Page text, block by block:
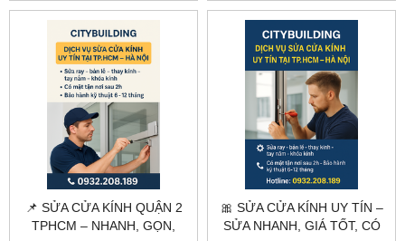
NGÀY
📌 SỬA CỬA KÍNH QUẬN 2
TPHCM – NHANH, GỌN,
🎀 SỬA CỬA KÍNH UY TÍN –
SỬA NHANH, GIÁ TỐT, CÓ